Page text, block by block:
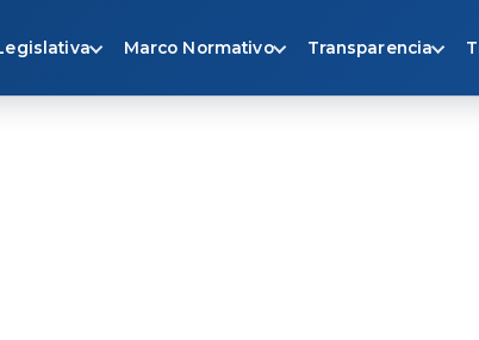
Marco Normativo Transparencia